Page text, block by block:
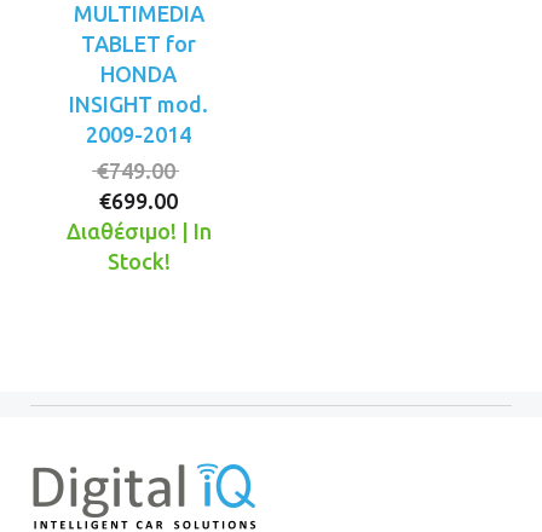
MULTIMEDIA
TABLET for
HONDA
INSIGHT mod.
2009-2014
€749.00
was:
€699.00
τρέχουσα
Διαθέσιμο! | In
Stock!